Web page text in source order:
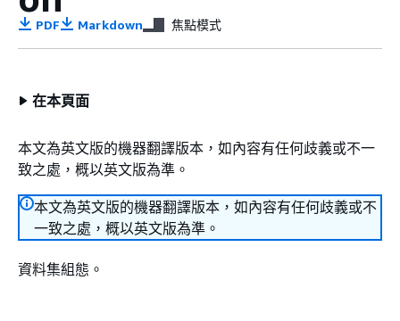
PDF Markdown 焦點模式
在本頁面
本文為英文版的機器翻譯版本，如內容有任何歧義或不一
致之處，概以英文版為準。
本文為英文版的機器翻譯版本，如內容有任何歧義或不
一致之處，概以英文版為準。
資料集組態。